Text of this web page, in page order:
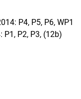
P4, P5, P6, WP1
P2, P3, (12b)
Link, öffnet
(externer Link,